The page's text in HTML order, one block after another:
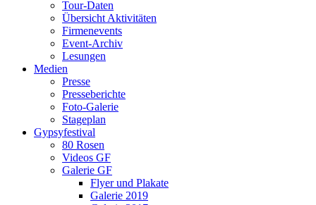
Tour-Daten
Übersicht Aktivitäten
Firmenevents
Event-Archiv
Lesungen
Medien
Presse
Presseberichte
Foto-Galerie
Stageplan
Gypsyfestival
80 Rosen
Videos GF
Galerie GF
Flyer und Plakate
Galerie 2019